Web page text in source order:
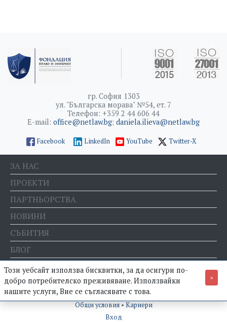
гр. София 1303
ул. "Българска морава" №54, ет. 7
Телефон: +359 2 44 606 44
E-mail: office@netlaw.bg; daniela.ilieva@netlaw.bg
Facebook LinkedIn YouTube Twitter-X
ЗА НАС
ПРОЕКТИ
ПАРТНЬОРСТВА
НОВИНИ
СЪБИТИЯ
БЛОГ
Е-МАГАЗИН
© Фондация "Право и интернет" •Политика за поверителност
Общи условия • Кариери
Вход
Този уебсайт използва бисквитки, за да осигури по-
добро потребителско преживяване. Използвайки
нашите услуги, Вие се съгласявате с това.
×